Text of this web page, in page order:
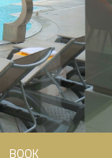
BOOK